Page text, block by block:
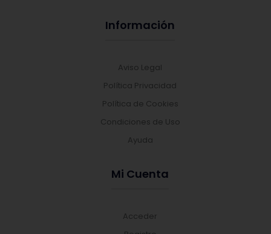
Información
Aviso Legal
Política Privacidad
Política de Cookies
Condiciones de Uso
Ayuda
Mi Cuenta
Acceder